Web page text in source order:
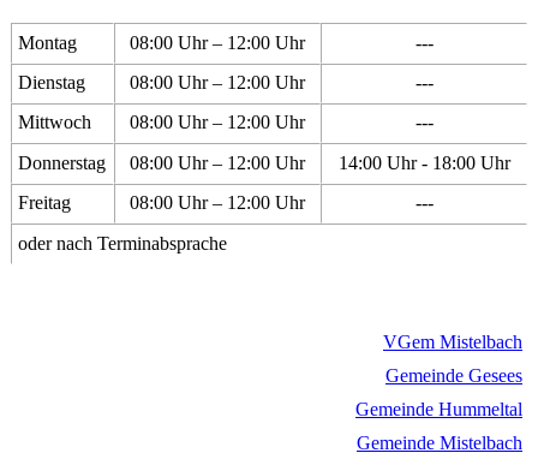
Montag 08:00 Uhr – 12:00 Uhr
---
Dienstag
08:00 Uhr – 12:00 Uhr
---
Mittwoch
08:00 Uhr – 12:00 Uhr
---
Donnerstag
08:00 Uhr – 12:00 Uhr
14:00 Uhr - 18:00 Uhr
Freitag
08:00 Uhr – 12:00 Uhr
---
oder nach Terminabsprache
VGem Mistelbach
Gemeinde Gesees
Gemeinde Hummeltal
Gemeinde Mistelbach